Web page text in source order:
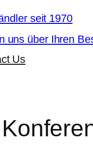
uns über Ihren
Us